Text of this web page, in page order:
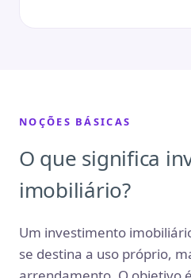
NOÇÕES BÁSICAS
O que significa
imobiliário?
Um investimento
se destina a uso próprio,